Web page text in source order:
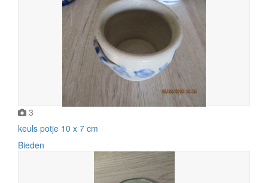
3
keuls potje 10 x 7 cm
Bieden